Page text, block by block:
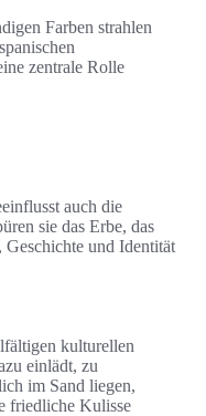
Farben strahlen
zentrale Rolle
auch die
sie das Erbe, das
und Identität
kulturellen
einlädt, zu
im Sand liegen,
friedliche Kulisse